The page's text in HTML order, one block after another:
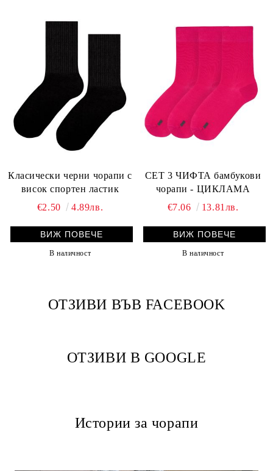
Класически черни чорапи с
висок спортен ластик
€2.50
4.89лв.
ВИЖ ПОВЕЧЕ
В наличност
СЕТ 3 ЧИФТА бамбукови
чорапи - ЦИКЛАМА
€7.06
13.81лв.
ВИЖ ПОВЕЧЕ
В наличност
ОТЗИВИ ВЪВ FACEBOOK
ОТЗИВИ В GOOGLE
Истории за чорапи